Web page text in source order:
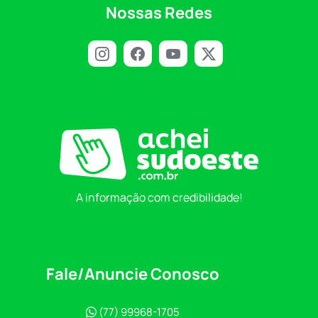
Nossas Redes
A informação com credibilidade!
Fale/Anuncie Conosco
(77) 99968-1705